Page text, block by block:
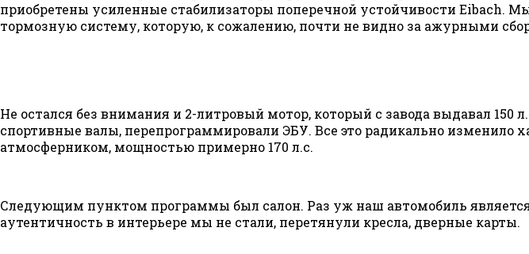
приобретены усиленные стабилизаторы поперечной устойчивости Eibach.
тормозную систему, которую, к сожалению, почти не видно за ажурными
Не остался без внимания и 2-литровый мотор, который с завода выдавал
спортивные валы, перепрограммировали ЭБУ. Все это радикально изменило
атмосферником, мощностью примерно 170 л.с.
Следующим пунктом программы был салон. Раз уж наш автомобиль
аутентичность в интерьере мы не стали, перетянули кресла, дверные карты.